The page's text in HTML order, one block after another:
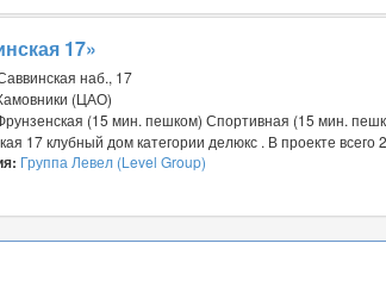
17»
наб., 17
(ЦАО)
(15 мин. пешком) Спортивная (15 мин.
17 клубный дом категории делюкс . В проекте всего
Группа Левел (Level Group)